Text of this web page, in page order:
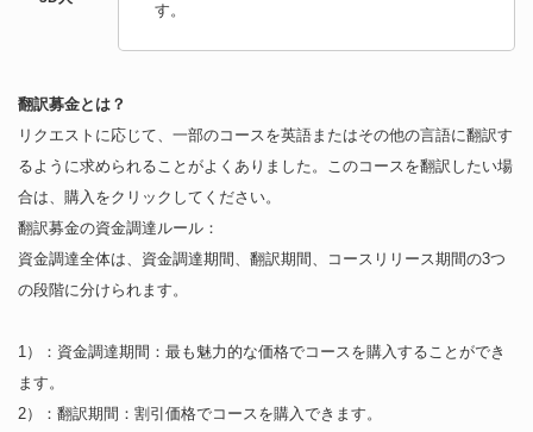
す。
翻訳募金とは？
リクエストに応じて、一部のコースを英語またはその他の言語に翻訳す
るように求められることがよくありました。このコースを翻訳したい場
合は、購入をクリックしてください。
翻訳募金の資金調達ルール：
資金調達全体は、資金調達期間、翻訳期間、コースリリース期間の3つ
の段階に分けられます。
1）：資金調達期間：最も魅力的な価格でコースを購入することができ
ます。
2）：翻訳期間：割引価格でコースを購入できます。